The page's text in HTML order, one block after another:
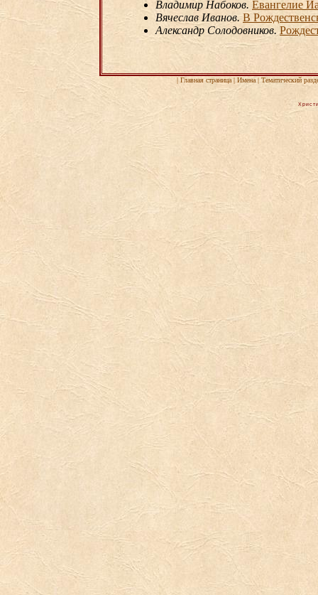
Владимир Набоков. Евангелие
Вячеслав Иванов. В
Александр Солодовников.
| Главная страница| Имена| Тематический